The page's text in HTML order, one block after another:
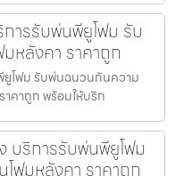
ารรับพ่นพียูโฟม รับ
หลังคา ราคาถูก
โฟม รับพ่นฉนวนกันความ
คาถูก พร้อมให้บริก
บริการรับพ่นพียูโฟม
ฟมหลังคา ราคาถูก